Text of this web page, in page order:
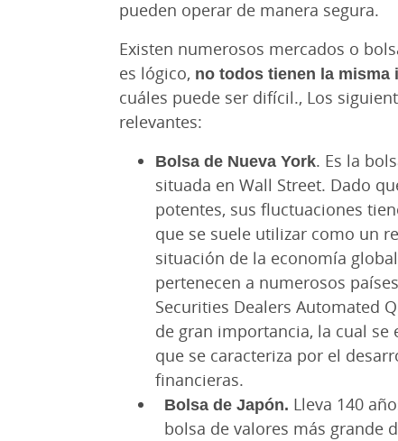
pueden operar de manera segura.
Existen numerosos mercados o
es lógico, no todos tienen la misma
cuáles puede ser difícil., Los
relevantes:
Bolsa de Nueva York. Es la
situada en Wall Street. Dado
potentes, sus fluctuaciones
que se suele utilizar como un
situación de la economía
pertenecen a numerosos países
Securities Dealers Automated
de gran importancia, la cual se
que se caracteriza por el
financieras.
Bolsa de Japón. Lleva 140
bolsa de valores más grande